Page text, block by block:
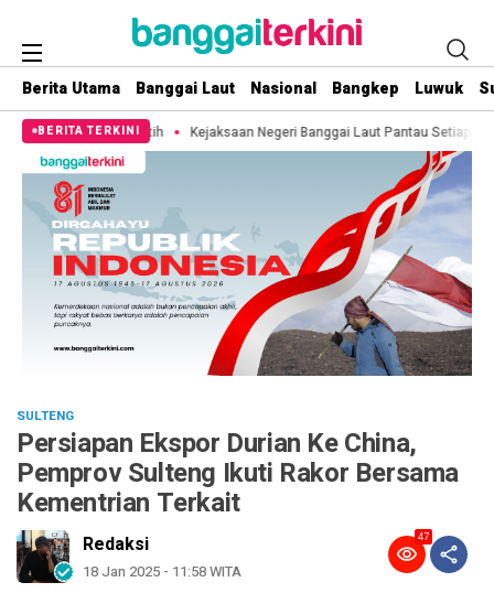
Berita Utama Banggai Laut Nasional Bangkep Luwuk
BERITA TERKINI
Putih Kejaksaan Negeri Banggai Laut Pantau Setiap Pemberitaan Terkait
SULTENG
Persiapan Ekspor Durian Ke China,
Pemprov Sulteng Ikuti Rakor Bersama
Kementrian Terkait
Redaksi
18 Jan 2025 - 11:58 WITA
47